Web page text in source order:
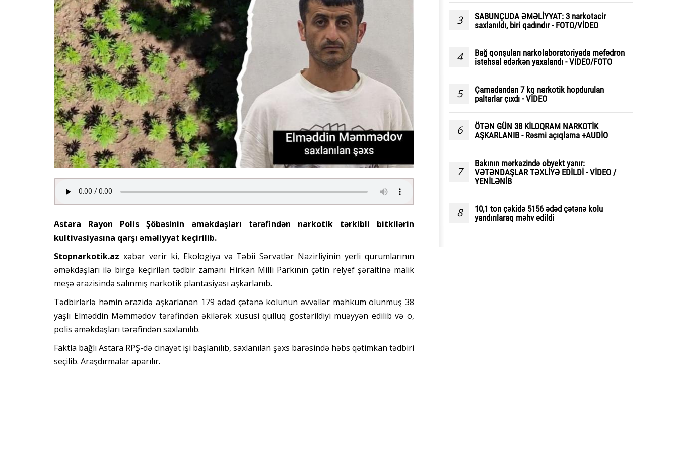
Astara Rayon Polis Şöbəsinin əməkdaşları tərəfindən narkotik tərkibli bitkilərin
kultivasiyasına qarşı əməliyyat keçirilib.
Stopnarkotik.az xəbər verir ki, Ekologiya və Təbii Sərvətlər Nazirliyinin yerli qurumlarının
əməkdaşları ilə birgə keçirilən tədbir zamanı Hirkan Milli Parkının çətin relyef şəraitinə malik
meşə ərazisində salınmış narkotik plantasiyası aşkarlanıb.
Tədbirlərlə həmin ərazidə aşkarlanan 179 ədəd çətənə kolunun əvvəllər məhkum olunmuş 38
yaşlı Elməddin Məmmədov tərəfindən əkilərək xüsusi qulluq göstərildiyi müəyyən edilib və o,
polis əməkdaşları tərəfindən saxlanılıb.
Faktla bağlı Astara RPŞ-də cinayət işi başlanılıb, saxlanılan şəxs barəsində həbs qətimkan tədbiri
seçilib. Araşdırmalar aparılır.
3
SABUNÇUDA ƏMƏLİYYAT: 3 narkotacir
saxlanıldı, biri qadındır - FOTO/VİDEO
4
Bağ qonşuları narkolaboratoriyada mefedron
istehsal edərkən yaxalandı - VIDEO/FOTO
5
Çamadandan 7 kq narkotik hopdurulan
paltarlar çıxdı - VİDEO
6
ÖTƏN GÜN 38 KİLOQRAM NARKOTİK
AŞKARLANIB - Rəsmi açıqlama +AUDİO
7
Bakının mərkəzində obyekt yanır:
VƏTƏNDAŞLAR TƏXLİYƏ EDİLDİ - VİDEO /
YENİLƏNİB
8
10,1 ton çəkidə 5156 ədəd çətənə kolu
yandırılaraq məhv edildi